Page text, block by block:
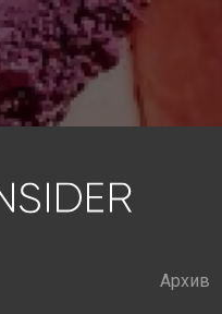
Архив